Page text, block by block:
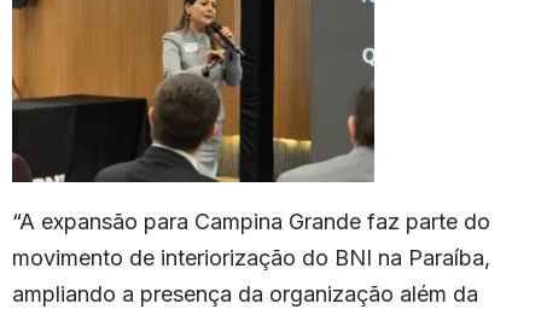
“A expansão para Campina Grande faz parte do
movimento de interiorização do BNI na Paraíba,
ampliando a presença da organização além da